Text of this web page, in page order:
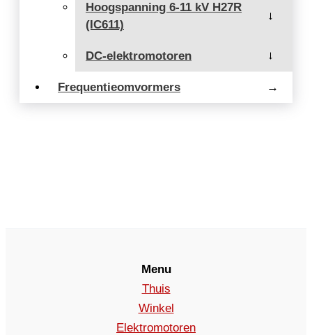
Hoogspanning 6-11 kV H27R
(IC611)
→
DC-elektromotoren →
Frequentieomvormers →
Menu
Thuis
Winkel
Elektromotoren